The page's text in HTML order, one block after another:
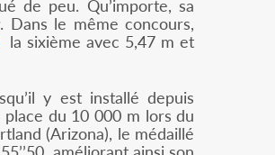
de peu. Qu’importe, sa
le même concours,
la sixième avec 5,47 m et
y est installé depuis
du 10 000 m lors du
(Arizona), le médaillé